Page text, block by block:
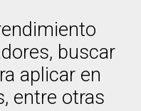
buscar
aplicar en
entre otras